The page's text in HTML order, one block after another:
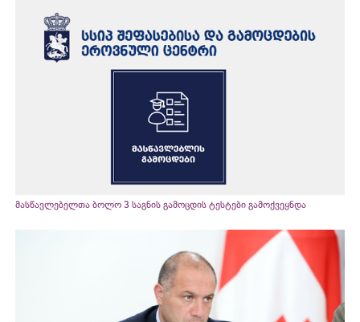
მასწავლებელთა ბოლო 3 საგნის გამოცდის ტესტები გამოქვეყნდა